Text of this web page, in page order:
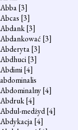
Abba[3]
Abcas [3]
Abdank[3]
Abdankować [3]
Abderyta[3]
Abdhuci[3]
Abdimi[4]
abdominalis
Abdominalny[4]
Abdruk[4]
Abdul-medżyd[4]
Abdykacja[4]